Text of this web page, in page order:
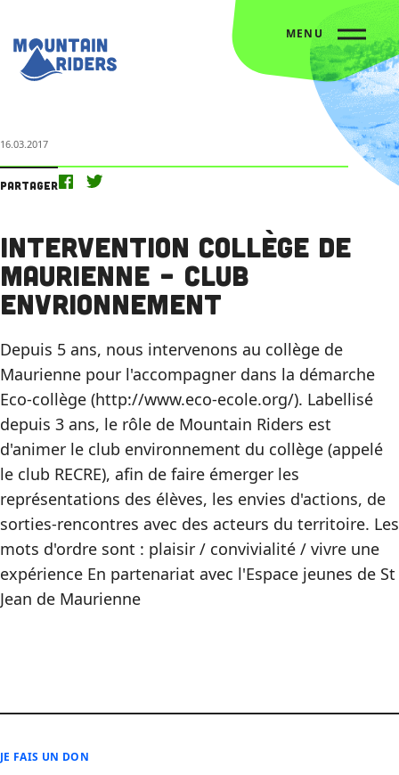
MENU
16.03.2017
Partager
Intervention collège de
Maurienne – Club
envrionnement
Depuis 5 ans, nous intervenons au collège de
Maurienne pour l'accompagner dans la démarche
Eco-collège (http://www.eco-ecole.org/). Labellisé
depuis 3 ans, le rôle de Mountain Riders est
d'animer le club environnement du collège (appelé
le club RECRE), afin de faire émerger les
représentations des élèves, les envies d'actions, de
sorties-rencontres avec des acteurs du territoire. Les
mots d'ordre sont : plaisir / convivialité / vivre une
expérience En partenariat avec l'Espace jeunes de St
Jean de Maurienne
JE FAIS UN DON